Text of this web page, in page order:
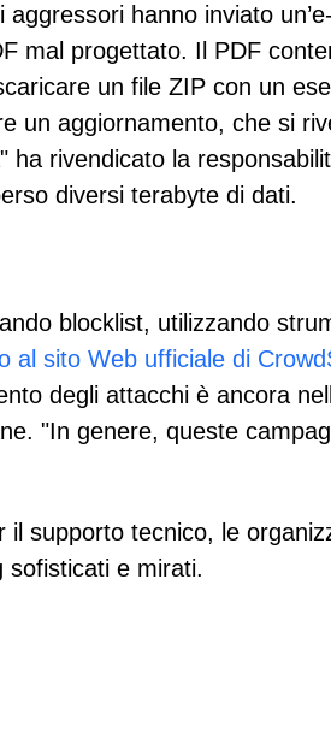
hanno inviato
mal progettato. Il PDF
un file ZIP con un
un aggiornamento, che si
ha rivendicato la
diversi terabyte di dati.
blocklist, utilizzando
al sito Web ufficiale di
degli attacchi è ancora
"In genere, queste
supporto tecnico, le
sofisticati e mirati.